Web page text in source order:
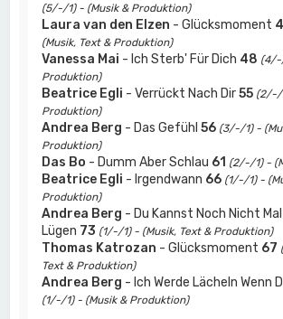
(5/-/1) - (Musik & Produktion)
Laura van den Elzen - Glücksmoment
(Musik, Text & Produktion)
Vanessa Mai - Ich Sterb' Für Dich 48
Produktion)
Beatrice Egli - Verrückt Nach Dir55 (2/-/
Produktion)
Andrea Berg - Das Gefühl56 (3/-/1) -
Produktion)
Das Bo - Dumm Aber Schlau 61 (2/-/1) -
Beatrice Egli - Irgendwann 66 (1/-/1) -
Produktion)
Andrea Berg - Du Kannst Noch Nicht
Lügen 73 (1/-/1) - (Musik, Text & Produktion)
Thomas Katrozan - Glücksmoment 67
Text & Produktion)
Andrea Berg - Ich Werde Lächeln Wenn
(1/-/1) - (Musik & Produktion)